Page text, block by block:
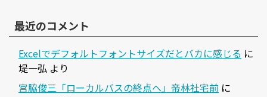
最近のコメント
Excelでデフォルトフォントサイズだとバカに感じる に
堤一弘 より
宮脇俊三「ローカルバスの終点へ」帝林社宅前 に